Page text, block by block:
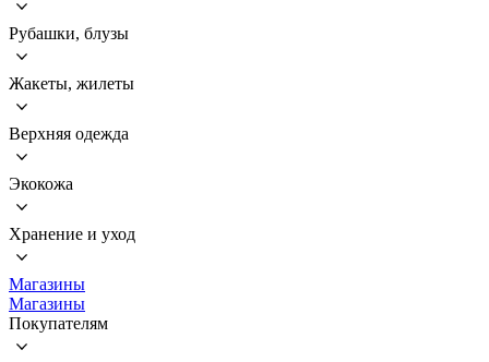
Рубашки, блузы
Жакеты, жилеты
Верхняя одежда
Экокожа
Хранение и уход
Магазины
Магазины
Покупателям